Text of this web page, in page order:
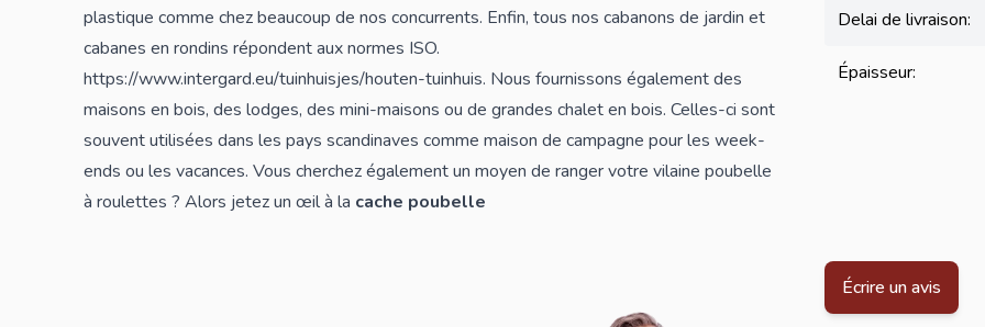
plastique comme chez beaucoup de nos concurrents. Enfin, tous nos cabanons de jardin et
cabanes en rondins répondent aux normes ISO.
https://www.intergard.eu/tuinhuisjes/houten-tuinhuis. Nous fournissons également des
maisons en bois, des lodges, des mini-maisons ou de grandes chalet en bois. Celles-ci sont
souvent utilisées dans les pays scandinaves comme maison de campagne pour les week-
ends ou les vacances. Vous cherchez également un moyen de ranger votre vilaine poubelle
à roulettes ? Alors jetez un œil à la cache poubelle
Delai de livraison:
Épaisseur:
Écrire un avis